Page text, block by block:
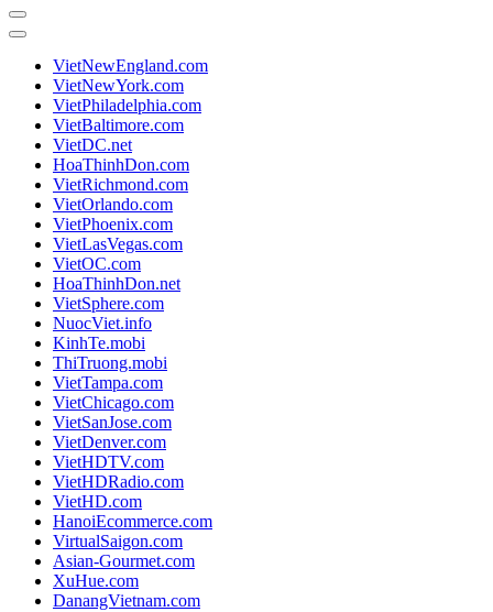
VietNewEngland.com
VietNewYork.com
VietPhiladelphia.com
VietBaltimore.com
VietDC.net
HoaThinhDon.com
VietRichmond.com
VietOrlando.com
VietPhoenix.com
VietLasVegas.com
VietOC.com
HoaThinhDon.net
VietSphere.com
NuocViet.info
KinhTe.mobi
ThiTruong.mobi
VietTampa.com
VietChicago.com
VietSanJose.com
VietDenver.com
VietHDTV.com
VietHDRadio.com
VietHD.com
HanoiEcommerce.com
VirtualSaigon.com
Asian-Gourmet.com
XuHue.com
DanangVietnam.com